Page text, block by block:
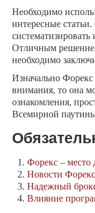
Необходимо
интересные
Отличным
необходимо
Изначально Форекс
внимания, то она
ознакомления,
Всемирной
Форекс – место
Новости
Надежный
Влияние